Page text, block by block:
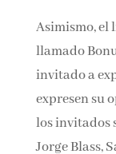
Asimismo, el
llamado
invitado a
expresen su
los invitados